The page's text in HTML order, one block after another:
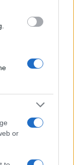
or